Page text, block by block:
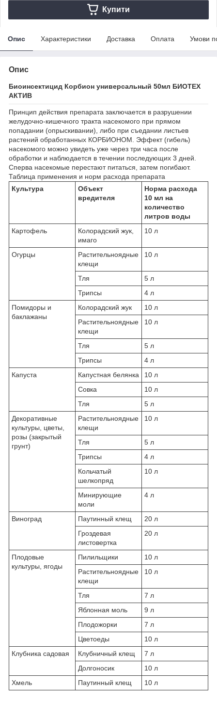
Купити
Опис Характеристики Доставка Оплата Умови
Опис
Биоинсектицид Корбион универсальный 50мл БИОТЕХ
АКТИВ
Принцип действия препарата заключается в разрушении
желудочно-кишечного тракта насекомого при прямом
попадании (опрыскивании), либо при съедании листьев
растений обработанных КОРБИОНОМ. Эффект (гибель)
насекомого можно увидеть уже через три часа после
обработки и наблюдается в течении последующих 3 дней.
Сперва насекомые перестают питаться, затем погибают.
Таблица применения и норм расхода препарата
Культура
Объект
вредителя
Норма расхода
10 мл на
количество
литров воды
Картофель
Колорадский жук,
имаго
10 л
Огурцы
Растительноядные
клещи
10 л
Тля
5 л
Трипсы
4 л
Помидоры и
баклажаны
Колорадский жук
10 л
Растительноядные
клещи
10 л
Тля
5 л
Трипсы
4 л
Капуста
Капустная белянка
10 л
Совка
10 л
Тля
5 л
Декоративные
культуры, цветы,
розы (закрытый
грунт)
Растительноядные
клещи
10 л
Тля
5 л
Трипсы
4 л
Кольчатый
шелкопряд
10 л
Минирующие
моли
4 л
Виноград Паутинный клещ
20 л
Гроздевая
листовертка
20 л
Плодовые
культуры, ягоды
Пилильщики
10 л
Растительноядные
клещи
10 л
Тля
7 л
Яблонная моль
9 л
Плодожорки
7 л
Цветоеды
10 л
Клубника садовая
Клубничный клещ
7 л
Долгоносик
10 л
Хмель
Паутинный клещ 10 л